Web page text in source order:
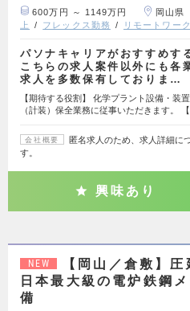
600万円 ～ 1149万円 岡山県
上
フレックス勤務 リモートワー
パソナキャリアがおすすめす
こちらの求人案件以外にも各
求人を多数保有しておりま…
【期待する役割】 化学プラント設備・装
（計装）保全業務に従事いただきます。
会社概要
匿名求人のため、求人詳細に
す。
興味あり
NEW
【岡山／倉敷】
日本最大級の電炉鉄鋼
備